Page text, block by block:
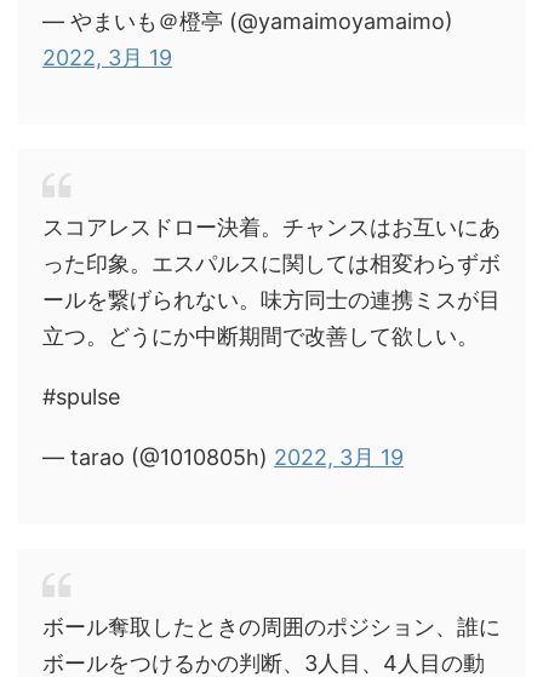
— やまいも＠橙亭 (@yamaimoyamaimo)
2022, 3月 19
スコアレスドロー決着。チャンスはお互いにあ
った印象。エスパルスに関しては相変わらずボ
ールを繋げられない。味方同士の連携ミスが目
立つ。どうにか中断期間で改善して欲しい。
#spulse
— tarao (@1010805h) 2022, 3月 19
ボール奪取したときの周囲のポジション、誰に
ボールをつけるかの判断、3人目、4人目の動